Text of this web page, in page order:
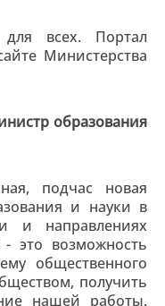
всех. Портал
Министерства
образования
подчас новая
и науки в
и направлениях
- это возможность
общественного
получить
нашей работы.